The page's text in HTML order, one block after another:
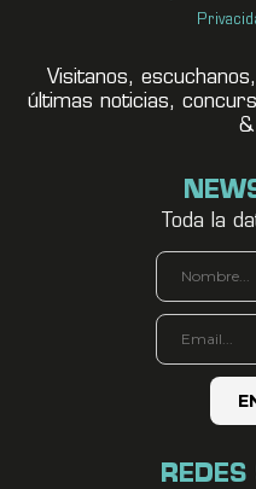
Visitanos,
últimas noticias,
&
Toda la